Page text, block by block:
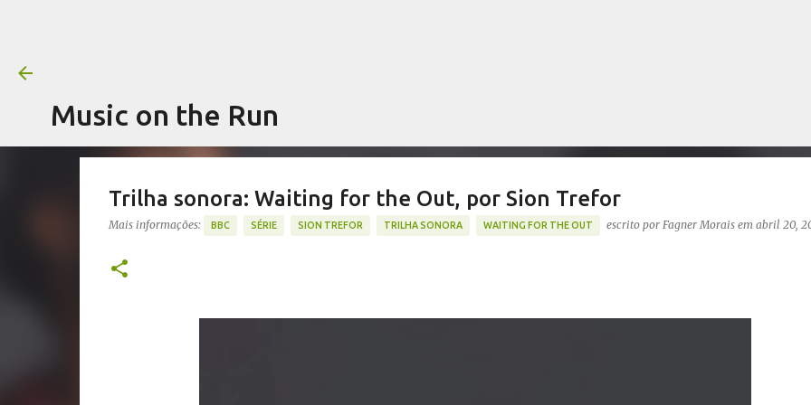
Music on the Run
Trilha sonora: Waiting for the Out, por Sion Trefor
Mais informações: BBC SÉRIE SION TREFOR TRILHA SONORA WAITING FOR THE OUT escrito por Fagner Morais em abril 20,